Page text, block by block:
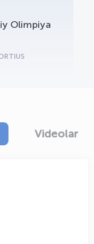
Olimpiya
Videolar